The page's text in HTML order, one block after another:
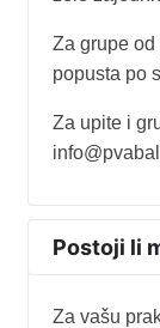
Za grupe
popusta po
Za upite i
Postoji li
Za vašu